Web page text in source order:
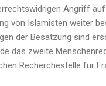
Angriff
von Islamisten weiter
der Besatzung sind
das zweite
Recherchestelle für